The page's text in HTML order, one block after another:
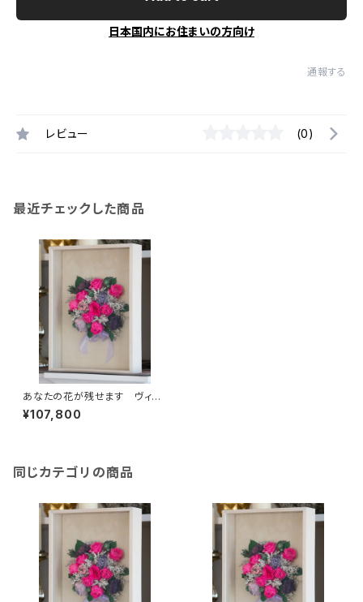
日本国内にお住まいの方向け
通報する
レビュー (0)
最近チェックした商品
あなたの花が残せます ヴィン
テージ デコ A5 (複色)
¥107,800
同じカテゴリの商品